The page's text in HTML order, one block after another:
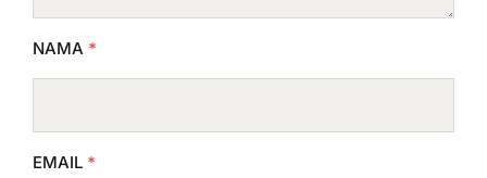
NAMA *
EMAIL *